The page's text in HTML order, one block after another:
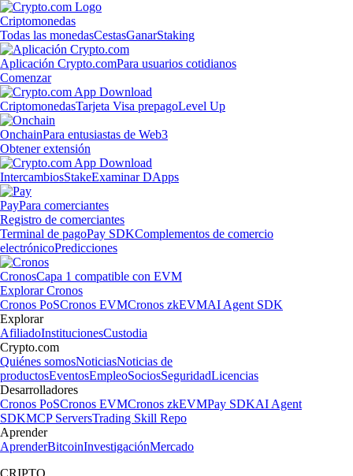
Criptomonedas
Todas las monedasCestasGanarStaking
Aplicación Crypto.comPara usuarios cotidianos
Comenzar
CriptomonedasTarjeta Visa prepagoLevel Up
OnchainPara entusiastas de Web3
Obtener extensión
IntercambiosStakeExaminar DApps
PayPara comerciantes
Registro de comerciantes
Terminal de pagoPay SDKComplementos de comercio
electrónicoPredicciones
CronosCapa 1 compatible con EVM
Explorar Cronos
Cronos PoSCronos EVMCronos zkEVMAI Agent SDK
Explorar
AfiliadoInstitucionesCustodia
Crypto.com
Quiénes somosNoticiasNoticias de
productosEventosEmpleoSociosSeguridadLicencias
Desarrolladores
Cronos PoSCronos EVMCronos zkEVMPay SDKAI Agent
SDKMCP ServersTrading Skill Repo
Aprender
AprenderBitcoinInvestigaciónMercado
CRIPTO